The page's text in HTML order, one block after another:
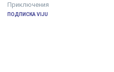
Приключения
ПОДПИСКА VIJU